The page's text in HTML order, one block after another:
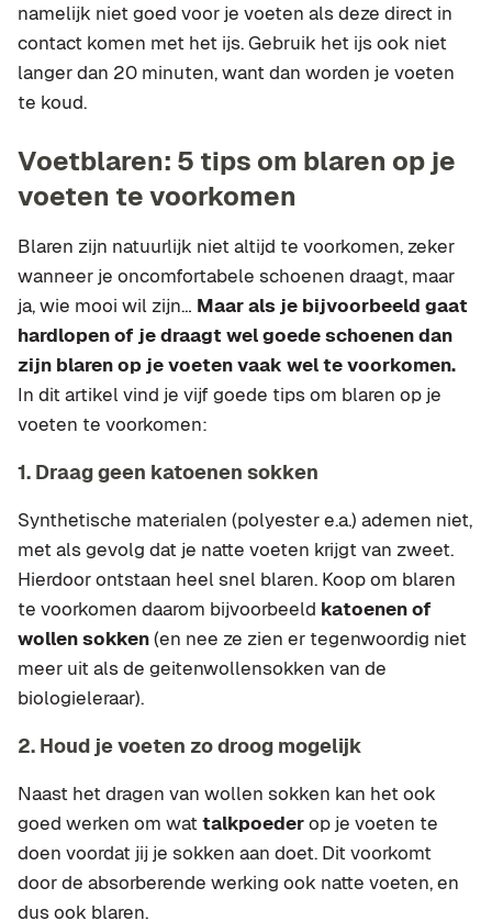
namelijk niet goed voor je voeten als deze direct in
contact komen met het ijs. Gebruik het ijs ook niet
langer dan 20 minuten, want dan worden je voeten
te koud.
Voetblaren: 5 tips om blaren op je
voeten te voorkomen
Blaren zijn natuurlijk niet altijd te voorkomen, zeker
wanneer je oncomfortabele schoenen draagt, maar
ja, wie mooi wil zijn… Maar als je bijvoorbeeld gaat
hardlopen of je draagt wel goede schoenen dan
zijn blaren op je voeten vaak wel te voorkomen.
In dit artikel vind je vijf goede tips om blaren op je
voeten te voorkomen:
1. Draag geen katoenen sokken
Synthetische materialen (polyester e.a.) ademen niet,
met als gevolg dat je natte voeten krijgt van zweet.
Hierdoor ontstaan heel snel blaren. Koop om blaren
te voorkomen daarom bijvoorbeeld katoenen of
wollen sokken(en nee ze zien er tegenwoordig niet
meer uit als de geitenwollensokken van de
biologieleraar).
2. Houd je voeten zo droog mogelijk
Naast het dragen van wollen sokken kan het ook
goed werken om wat talkpoederop je voeten te
doen voordat jij je sokken aan doet. Dit voorkomt
door de absorberende werking ook natte voeten, en
dus ook blaren.